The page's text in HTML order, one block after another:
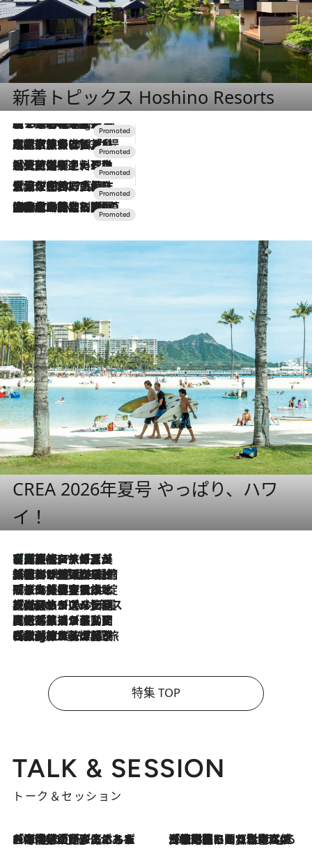
新着トピックス Hoshino Resorts
10 Hours Ago
【トンボの足水浴】ヒノキの香りに包まれて涼感マックス！約13℃の湧水かけ流しを避暑地「星野温泉 トンボの湯」で体験
2026.7.31
【ホテル帰省】という選択肢をOMOが提案。家族とほどよい距離を保つには「昼は実家、夜は気兼ねなくホテルで！」
2026.7.24
【夏限定ディナーコース】旬を迎える稚鮎や花ズッキーニなどをイタリア・トスカーナの郷土料理の手法で満喫！
2026.7.17
「土佐和ハーブかき氷」がOMO7高知に登場！生姜、山椒、大葉など目にも舌にも涼を呼ぶ郷土の味
2026.7.10
NEW OPEN！【界 草津】名湯の地に誕生。趣の異なる2種の温泉と上州ならではの会席・蕎麦割烹など美食を味わう究極の癒やし旅
CREA 2026年夏号 やっぱり、ハワ
イ！
2026.8.7
【厳選旅コスメ】「多機能アイテムがメイン！」旅好き美容エディターが選んだ夏旅ベストコスメを発表【Mサイズジップ】
2026.8.6
「荷物が増えるほど旅ストレスは増す」美容ジャーナリストがたどり着いた最終結論。“化粧品を劇的に減らす”感動の凝縮美容とは
2026.8.6
「旅先には金髪ウィッグを持参」日本と同じメイクでは損してる!? 美容ジャーナリストが提案する“掟破りの旅美容”とは
2026.8.6
【厳選旅コスメ】「身軽さ＆UV対策重視！」ヘアアーティストshucoが選んだ夏旅ベストコスメを発表【Mサイズジップ】
2026.8.5
【厳選旅コスメ】国内をあちこち移動する河井菜摘が選んだ夏旅ベストコスメ発表！「リラックスアイテムはマスト」【Mサイズジップ】
2026.8.4
【厳選旅コスメ】「紫外線＆乾燥対策しながらメイク感も！」ヘア＆メイクGeorgeが選んだ夏旅ベストコスメを発表！【Mサイズジップ】
特集 TOP
TALK & SESSION
トーク＆セッション
2026.8.3
「今後値上げがあるとすれば…」「リスクがあるのは今年の冬」エネルギー専門家が語る、ホルムズ海峡封鎖が家庭にもたらす“ある心配” 2026.8.3
「住宅建てられない…」「サーチャージ料の高値が続いている」ホルムズ海峡封鎖による影響はいつまで続く？《エネルギー専門家に聞く“どうなる日本の暮らし”》